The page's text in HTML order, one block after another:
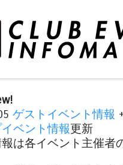
ゲストイベント情報
ベント情報更新
は各イベント主催者